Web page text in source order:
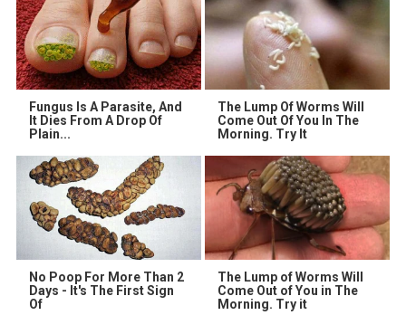
Fungus Is A Parasite, And
It Dies From A Drop Of
Plain...
The Lump Of Worms Will
Come Out Of You In The
Morning. Try It
No Poop For More Than 2
Days - It's The First Sign
Of
The Lump of Worms Will
Come Out of You in The
Morning. Try it